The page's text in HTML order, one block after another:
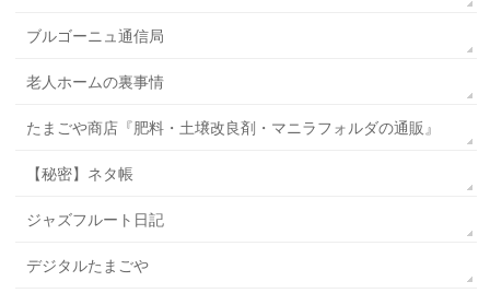
ブルゴーニュ通信局
老人ホームの裏事情
たまごや商店『肥料・土壌改良剤・マニラフォルダの通販』
【秘密】ネタ帳
ジャズフルート日記
デジタルたまごや